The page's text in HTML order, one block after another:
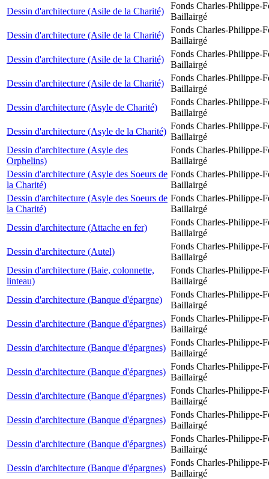
Dessin d'architecture (Asile de la Charité)
Fonds Charles-Philippe-
Baillairgé
Dessin d'architecture (Asile de la Charité)
Fonds Charles-Philippe-
Baillairgé
Dessin d'architecture (Asile de la Charité)
Fonds Charles-Philippe-
Baillairgé
Dessin d'architecture (Asile de la Charité)
Fonds Charles-Philippe-
Baillairgé
Dessin d'architecture (Asyle de Charité)
Fonds Charles-Philippe-
Baillairgé
Dessin d'architecture (Asyle de la Charité)
Fonds Charles-Philippe-
Baillairgé
Dessin d'architecture (Asyle des
Orphelins)
Fonds Charles-Philippe-
Baillairgé
Dessin d'architecture (Asyle des Soeurs de
la Charité)
Fonds Charles-Philippe-
Baillairgé
Dessin d'architecture (Asyle des Soeurs de
la Charité)
Fonds Charles-Philippe-
Baillairgé
Dessin d'architecture (Attache en fer)
Fonds Charles-Philippe-
Baillairgé
Dessin d'architecture (Autel)
Fonds Charles-Philippe-
Baillairgé
Dessin d'architecture (Baie, colonnette,
linteau)
Fonds Charles-Philippe-
Baillairgé
Dessin d'architecture (Banque d'épargne)
Fonds Charles-Philippe-
Baillairgé
Dessin d'architecture (Banque d'épargnes)
Fonds Charles-Philippe-
Baillairgé
Dessin d'architecture (Banque d'épargnes)
Fonds Charles-Philippe-
Baillairgé
Dessin d'architecture (Banque d'épargnes)
Fonds Charles-Philippe-
Baillairgé
Dessin d'architecture (Banque d'épargnes)
Fonds Charles-Philippe-
Baillairgé
Dessin d'architecture (Banque d'épargnes)
Fonds Charles-Philippe-
Baillairgé
Dessin d'architecture (Banque d'épargnes)
Fonds Charles-Philippe-
Baillairgé
Dessin d'architecture (Banque d'épargnes)
Fonds Charles-Philippe-
Baillairgé